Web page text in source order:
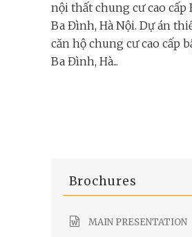
nội thất chung cư cao cấp
Ba Đình, Hà Nội. Dự án
căn hộ chung cư cao cấp
Ba Đình, Hà...
Brochures
MAIN PRESENTATION